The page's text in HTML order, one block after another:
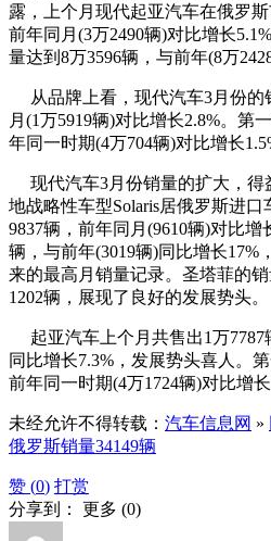
露，上个月现代起亚汽车在俄罗斯
前年同月(3万2490辆)对比增长
量达到8万3596辆，与前年(8万
从品牌上看，现代汽车3月份的
月(1万5919辆)对比增长2.8%。第
年同一时期(4万704辆)对比增长
现代汽车3月份销量的扩大，得
地战略性车型Solaris居俄罗斯进
9837辆，前年同月(9610辆)对比增
辆，与前年(3019辆)同比增长17%
来的最高月销量记录。圣塔菲的销
1202辆，展现了良好的发展势头。
起亚汽车上个月共售出1万7787
同比增长7.3%，发展势头喜人。
前年同一时期(4万1724辆)对比增长
未经允许不得转载： 汽车信息网 »
俄罗斯销量34149辆
赞 (0) 打赏
分享到： 更多 (0)